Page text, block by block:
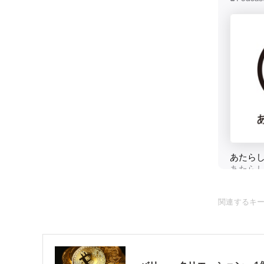
関連するキ